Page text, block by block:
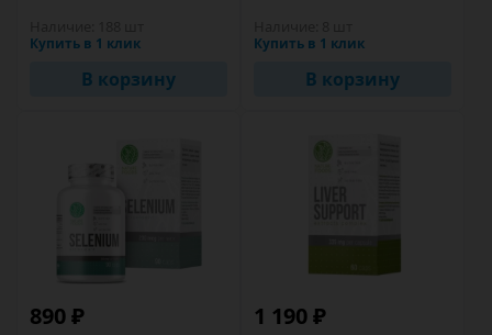
Купить в 1 клик
В корзину
Купить в 1 клик
В корзину
890 ₽ 1 190 ₽